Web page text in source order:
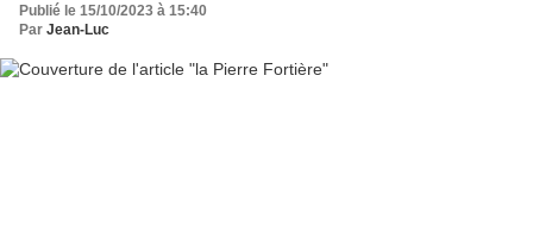
Publié le 15/10/2023 à 15:40
Par Jean-Luc